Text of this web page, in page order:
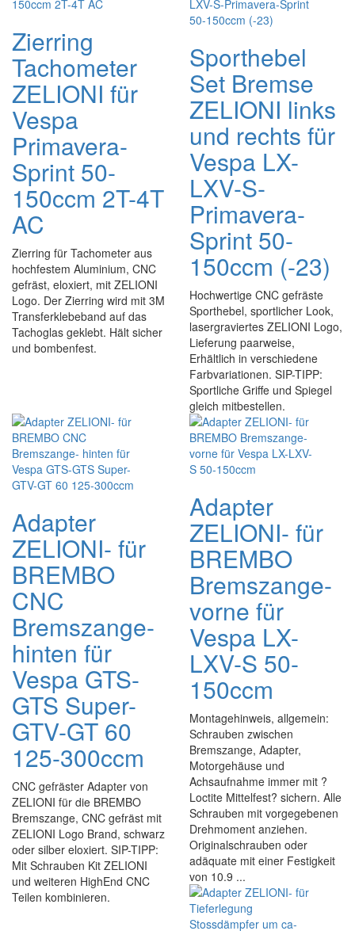
Zierring
Tachometer
ZELIONI für
Vespa
Primavera-
Sprint 50-
150ccm 2T-4T
AC
Zierring für Tachometer aus
hochfestem Aluminium, CNC
gefräst, eloxiert, mit ZELIONI
Logo. Der Zierring wird mit 3M
Transferklebeband auf das
Tachoglas geklebt. Hält sicher
und bombenfest.
Sporthebel
Set Bremse
ZELIONI links
und rechts für
Vespa LX-
LXV-S-
Primavera-
Sprint 50-
150ccm (-23)
Hochwertige CNC gefräste
Sporthebel, sportlicher Look,
lasergraviertes ZELIONI Logo,
Lieferung paarweise,
Erhältlich in verschiedene
Farbvariationen. SIP-TIPP:
Sportliche Griffe und Spiegel
gleich mitbestellen.
Adapter
ZELIONI- für
BREMBO
CNC
Bremszange-
hinten für
Vespa GTS-
GTS Super-
GTV-GT 60
125-300ccm
CNC gefräster Adapter von
ZELIONI für die BREMBO
Bremszange, CNC gefräst mit
ZELIONI Logo Brand, schwarz
oder silber eloxiert. SIP-TIPP:
Mit Schrauben Kit ZELIONI
und weiteren HighEnd CNC
Teilen kombinieren.
Adapter
ZELIONI- für
BREMBO
Bremszange-
vorne für
Vespa LX-
LXV-S 50-
150ccm
Montagehinweis, allgemein:
Schrauben zwischen
Bremszange, Adapter,
Motorgehäuse und
Achsaufnahme immer mit ?
Loctite Mittelfest? sichern. Alle
Schrauben mit vorgegebenen
Drehmoment anziehen.
Originalschrauben oder
adäquate mit einer Festigkeit
von 10.9 ...